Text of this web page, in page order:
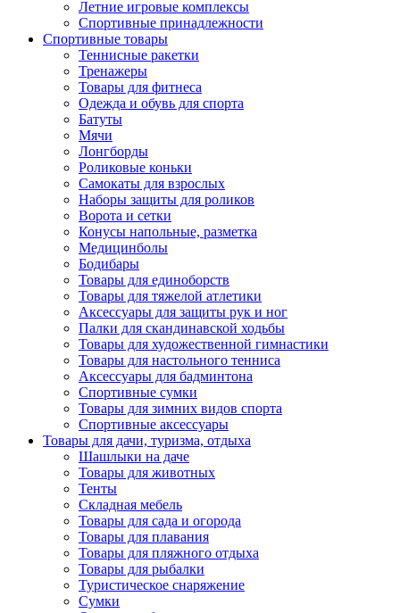
Летние игровые комплексы
Спортивные принадлежности
Спортивные товары
Теннисные ракетки
Тренажеры
Товары для фитнеса
Одежда и обувь для спорта
Батуты
Мячи
Лонгборды
Роликовые коньки
Самокаты для взрослых
Наборы защиты для роликов
Ворота и сетки
Конусы напольные, разметка
Медицинболы
Бодибары
Товары для единоборств
Товары для тяжелой атлетики
Аксессуары для защиты рук и ног
Палки для скандинавской ходьбы
Товары для художественной гимнастики
Товары для настольного тенниса
Аксессуары для бадминтона
Спортивные сумки
Товары для зимних видов спорта
Спортивные аксессуары
Товары для дачи, туризма, отдыха
Шашлыки на даче
Товары для животных
Тенты
Складная мебель
Товары для сада и огорода
Товары для плавания
Товары для пляжного отдыха
Товары для рыбалки
Туристическое снаряжение
Сумки